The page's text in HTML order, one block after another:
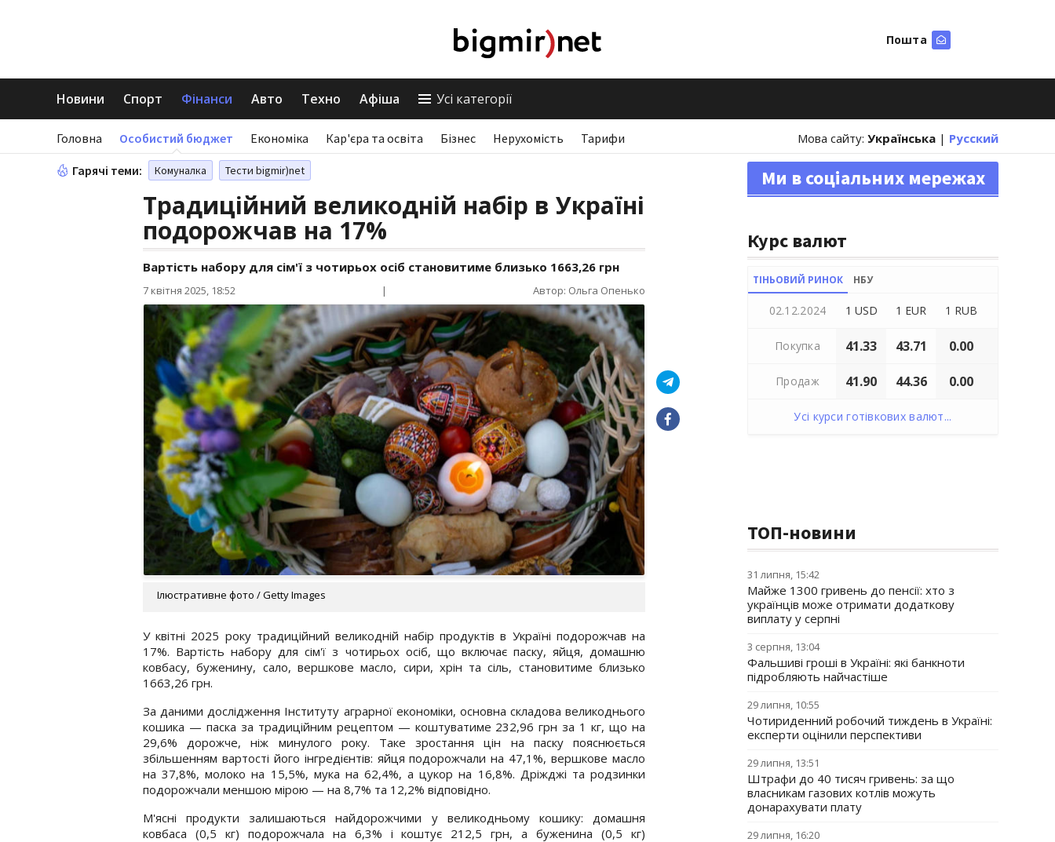
Пошта
Новини Спорт Фінанси Авто Техно Афіша Усі категорії
Головна Особистий бюджет Економіка Кар'єра та освіта Бізнес Нерухомість Тарифи Мова сайту: Українська | Русский
Гарячі теми: Комуналка Тести bigmir)net
Традиційний великодній набір в Україні
подорожчав на 17%
Вартість набору для сім'ї з чотирьох осіб становитиме близько 1663,26 грн
7 квітня 2025, 18:52 | Автор: Ольга Опенько
Ілюстративне фото / Getty Images
У квітні 2025 року традиційний великодній набір продуктів в Україні подорожчав на
17%. Вартість набору для сім'ї з чотирьох осіб, що включає паску, яйця, домашню
ковбасу, буженину, сало, вершкове масло, сири, хрін та сіль, становитиме близько
1663,26 грн.
За даними дослідження Інституту аграрної економіки, основна складова великоднього
кошика — паска за традиційним рецептом — коштуватиме 232,96 грн за 1 кг, що на
29,6% дорожче, ніж минулого року. Таке зростання цін на паску пояснюється
збільшенням вартості його інгредієнтів: яйця подорожчали на 47,1%, вершкове масло
на 37,8%, молоко на 15,5%, мука на 62,4%, а цукор на 16,8%. Дріжджі та родзинки
подорожчали меншою мірою — на 8,7% та 12,2% відповідно.
М'ясні продукти залишаються найдорожчими у великодньому кошику: домашня
ковбаса (0,5 кг) подорожчала на 6,3% і коштує 212,5 грн, а буженина (0,5 кг)
Ми в соціальних мережах
Курс валют
ТІНЬОВИЙ РИНОК НБУ
02.12.2024 1 USD 1 EUR 1 RUB
Покупка 41.33 43.71 0.00
Продаж 41.90 44.36 0.00
Усі курси готівкових валют...
ТОП-новини
31 липня, 15:42
Майже 1300 гривень до пенсії: хто з
українців може отримати додаткову
виплату у серпні
3 серпня, 13:04
Фальшиві гроші в Україні: які банкноти
підробляють найчастіше
29 липня, 10:55
Чотириденний робочий тиждень в Україні:
експерти оцінили перспективи
29 липня, 13:51
Штрафи до 40 тисяч гривень: за що
власникам газових котлів можуть
донарахувати плату
29 липня, 16:20